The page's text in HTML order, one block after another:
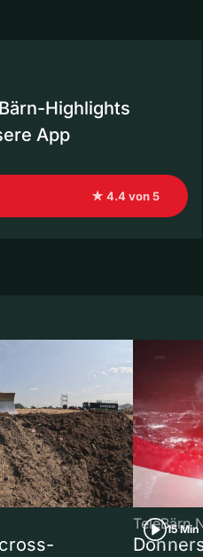
Highlights
App
★ 4.4 von 5
15 Min
TeleBärn